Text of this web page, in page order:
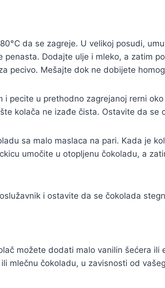
da se zagreje. U velikoj posudi,
penasta. Dodajte ulje i mleko, a zatim
pecivo. Mešajte dok ne dobijete
i pecite u prethodno zagrejanoj rerni
kolača ne izađe čista. Ostavite da se
sa malo maslaca na pari. Kada je
umočite u otopljenu čokoladu, a
i ostavite da se čokolada
možete dodati malo vanilin šećera ili
mlečnu čokoladu, u zavisnosti od